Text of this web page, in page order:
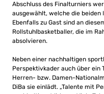
Abschluss des Finalturniers
ausgewählt, welche die beiden
Ebenfalls zu Gast sind an
Rollstuhlbasketballer, die im
absolvieren.
Neben einer nachhaltigen
Perspektivkader auch über ein
Herren- bzw. Damen-
DiBa sie einlädt. „Talente mit